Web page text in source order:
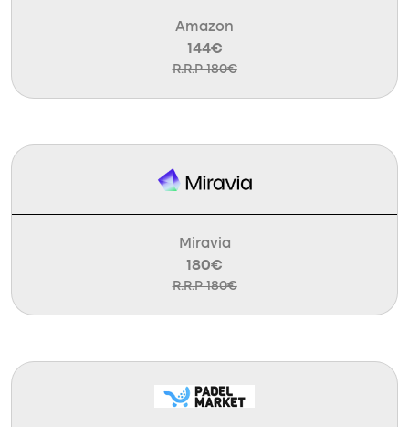
Amazon
144€
R.R.P 180€
Miravia
180€
R.R.P 180€